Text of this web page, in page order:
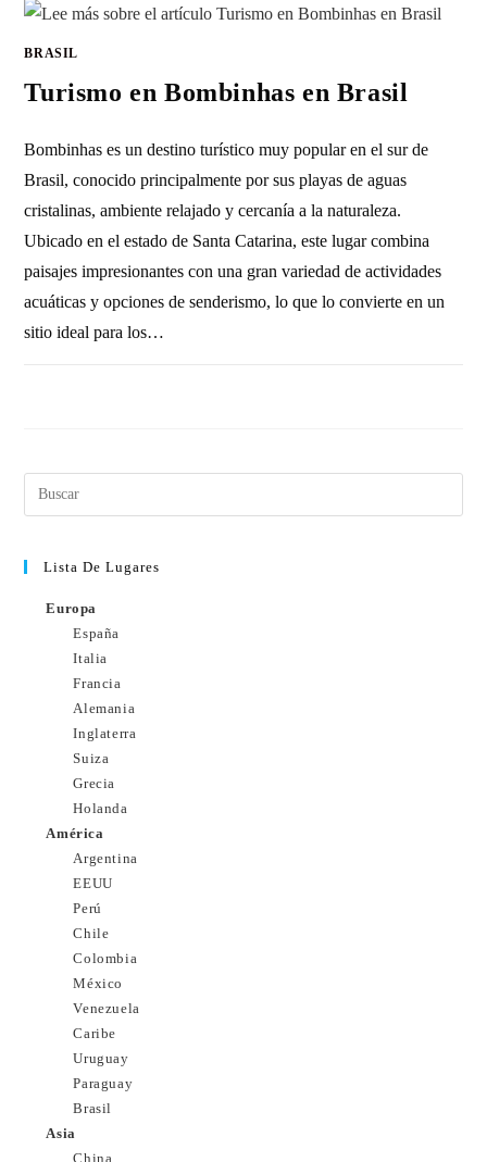
BRASIL
Turismo en Bombinhas en Brasil
Bombinhas es un destino turístico muy popular en el sur de
Brasil, conocido principalmente por sus playas de aguas
cristalinas, ambiente relajado y cercanía a la naturaleza.
Ubicado en el estado de Santa Catarina, este lugar combina
paisajes impresionantes con una gran variedad de actividades
acuáticas y opciones de senderismo, lo que lo convierte en un
sitio ideal para los…
Lista De Lugares
Europa
España
Italia
Francia
Alemania
Inglaterra
Suiza
Grecia
Holanda
América
Argentina
EEUU
Perú
Chile
Colombia
México
Venezuela
Caribe
Uruguay
Paraguay
Brasil
Asia
China